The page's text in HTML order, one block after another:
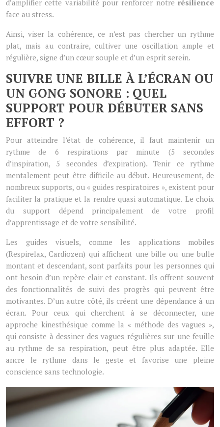
d’amplifier cette variabilité pour renforcer notre résilience
face au stress.
Ainsi, viser la cohérence, ce n’est pas chercher un rythme
plat, mais au contraire, cultiver une oscillation ample et
régulière, signe d’un cœur souple et d’un esprit serein.
SUIVRE UNE BILLE À L’ÉCRAN OU
UN GONG SONORE : QUEL
SUPPORT POUR DÉBUTER SANS
EFFORT ?
Pour atteindre l’état de cohérence, il faut maintenir un
rythme de 6 respirations par minute (5 secondes
d’inspiration, 5 secondes d’expiration). Tenir ce rythme
mentalement peut être difficile au début. Heureusement, de
nombreux supports, ou « guides respiratoires », existent pour
faciliter la pratique et la rendre quasi automatique. Le choix
du support dépend principalement de votre profil
d’apprentissage et de votre sensibilité.
Les guides visuels, comme les applications mobiles
(Respirelax, Cardiozen) qui affichent une bille ou une bulle
montant et descendant, sont parfaits pour les personnes qui
ont besoin d’un repère clair et constant. Ils offrent souvent
des fonctionnalités de suivi des progrès qui peuvent être
motivantes. D’un autre côté, ils créent une dépendance à un
écran. Pour ceux qui cherchent à se déconnecter, une
approche kinesthésique comme la « méthode des vagues »,
qui consiste à dessiner des vagues régulières sur une feuille
au rythme de sa respiration, peut être plus adaptée. Elle
ancre le rythme dans le geste et favorise une pleine
conscience sans technologie.